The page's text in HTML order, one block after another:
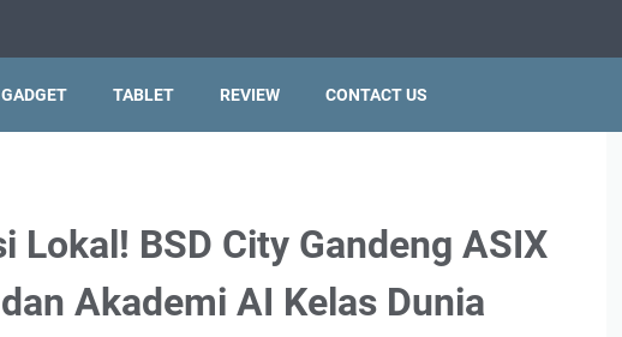
GADGET TABLET REVIEW CONTACT US
Lokal! BSD City Gandeng ASIX
Akademi AI Kelas Dunia